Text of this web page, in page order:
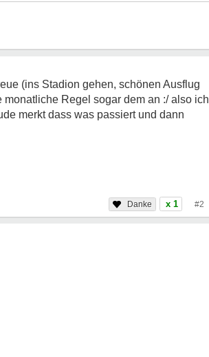
(ins Stadion gehen, schönen Ausflug
Regel sogar dem an :/ also ich
merkt dass was passiert und dann
x 1 #2